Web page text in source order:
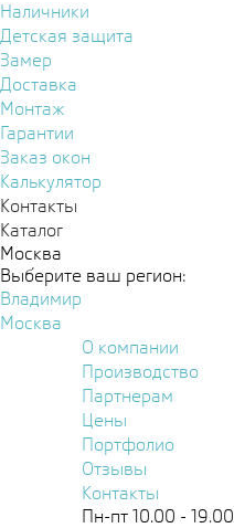
Наличники
Детская защита
Замер
Доставка
Монтаж
Гарантии
Заказ окон
Калькулятор
Контакты
Каталог
Москва
Выберите ваш регион:
Владимир
Москва
О компании
Производство
Партнерам
Цены
Портфолио
Отзывы
Контакты
Пн-пт 10.00 - 19.00